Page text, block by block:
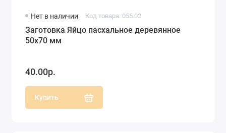
Нет в наличии Код товара: 055.02
Заготовка Яйцо пасхальное деревянное
50х70 мм
40.00р.
Купить